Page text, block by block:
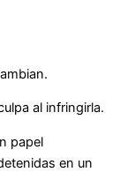
al infringirla.
papel
en un